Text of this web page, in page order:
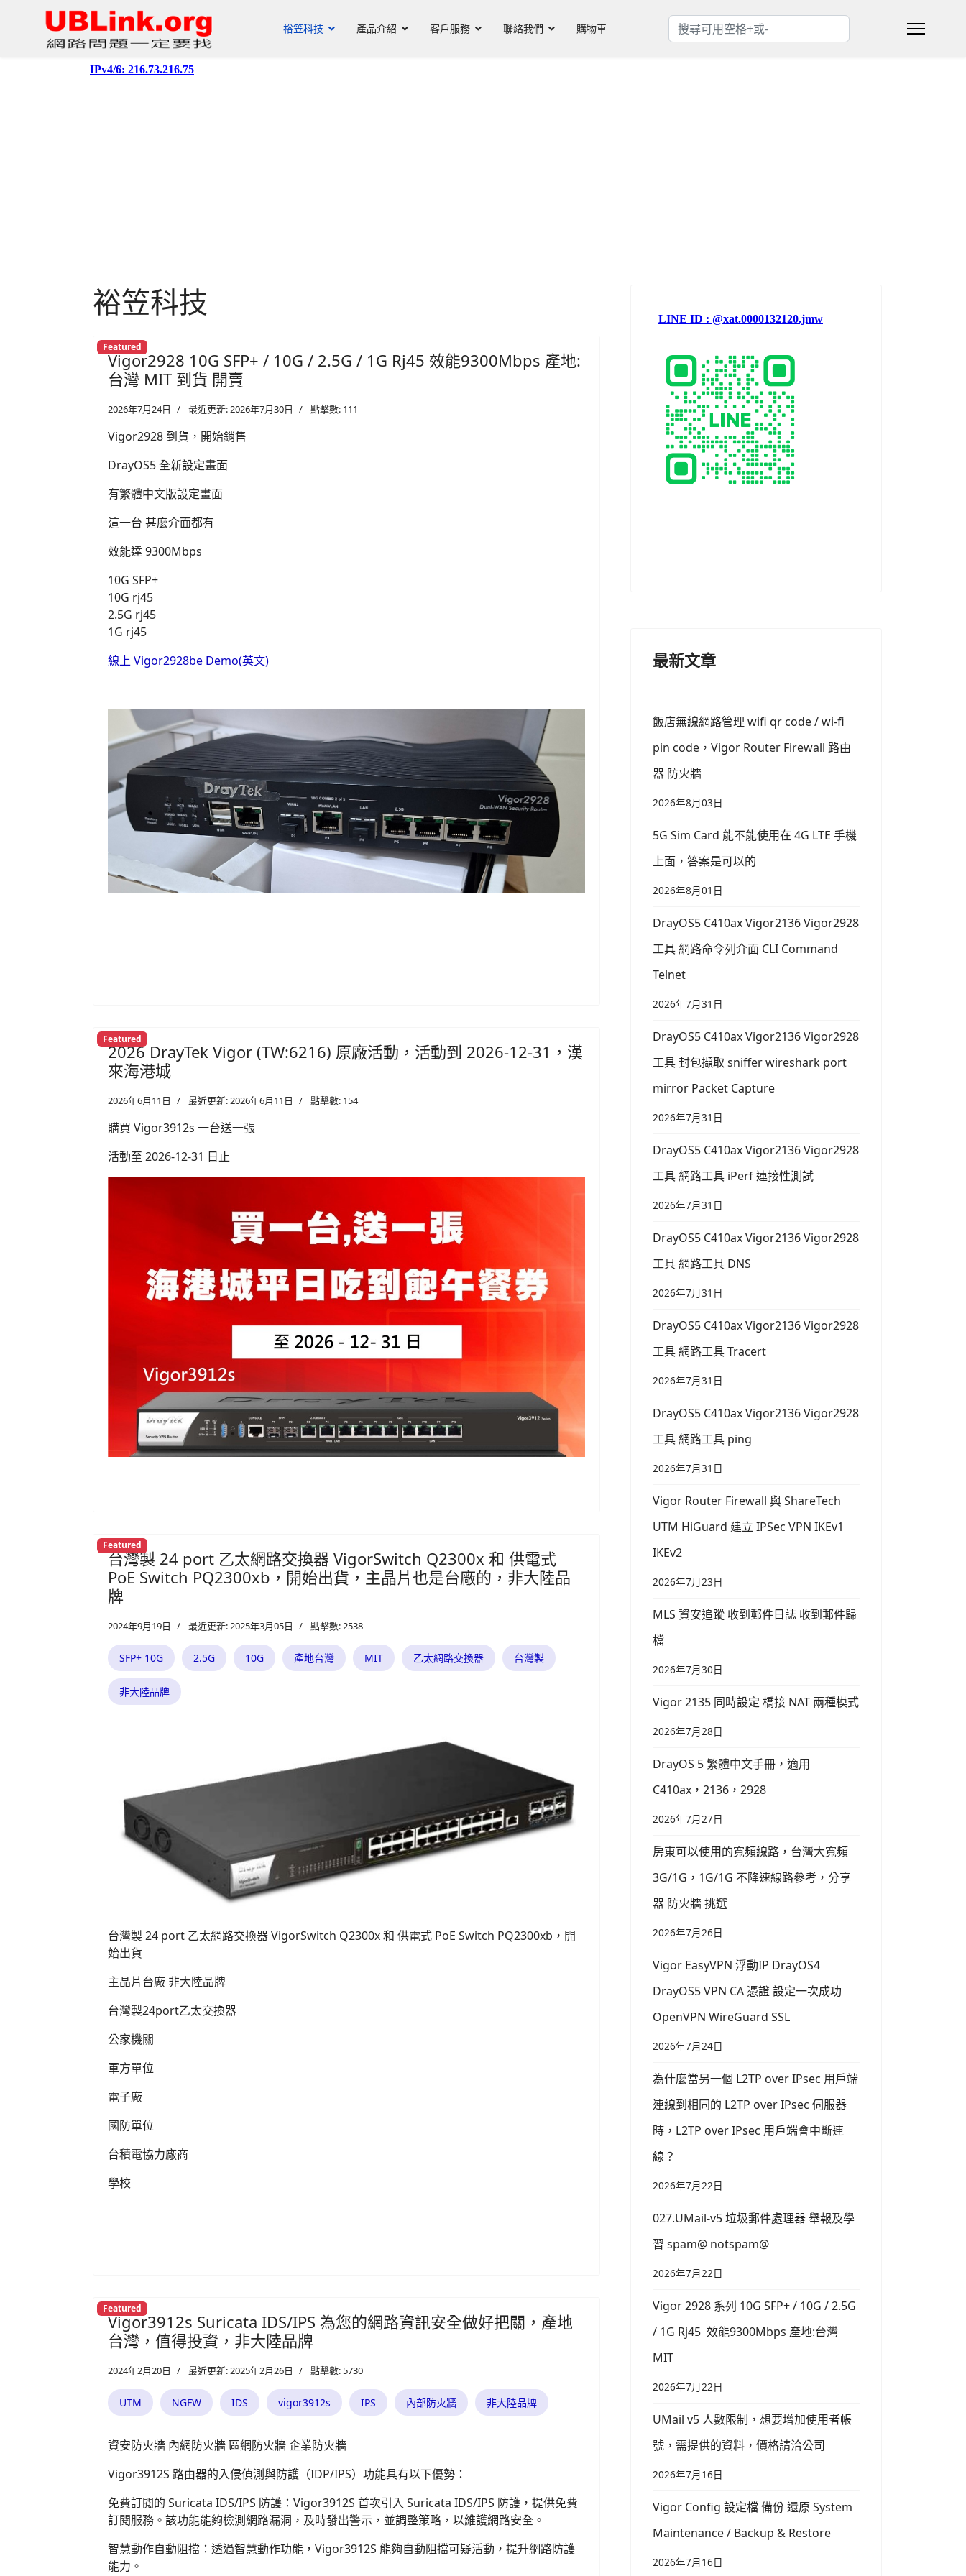
裕笠科技 產品介紹 客戶服務 聯絡我們 購物車
搜索
裕笠科技
Featured
Vigor2928 10G SFP+ / 10G / 2.5G / 1G Rj45 效能9300Mbps 產地:
台灣 MIT 到貨 開賣
2026年7月24日 最近更新: 2026年7月30日 點擊數: 111
Vigor2928 到貨，開始銷售
DrayOS5 全新設定畫面
有繁體中文版設定畫面
這一台 甚麼介面都有
效能達 9300Mbps
10G SFP+
10G rj45
2.5G rj45
1G rj45
線上 Vigor2928be Demo(英文)
Featured
2026 DrayTek Vigor (TW:6216) 原廠活動，活動到 2026-12-31，漢
來海港城
2026年6月11日 最近更新: 2026年6月11日 點擊數: 154
購買 Vigor3912s 一台送一張
活動至 2026-12-31 日止
Featured
台灣製 24 port 乙太網路交換器 VigorSwitch Q2300x 和 供電式
PoE Switch PQ2300xb，開始出貨，主晶片也是台廠的，非大陸品
牌
2024年9月19日 最近更新: 2025年3月05日 點擊數: 2538
SFP+ 10G 2.5G 10G 產地台灣 MIT 乙太網路交換器 台灣製
非大陸品牌
台灣製 24 port 乙太網路交換器 VigorSwitch Q2300x 和 供電式 PoE Switch PQ2300xb，開
始出貨
主晶片台廠 非大陸品牌
台灣製24port乙太交換器
公家機關
軍方單位
電子廠
國防單位
台積電協力廠商
學校
Featured
Vigor3912s Suricata IDS/IPS 為您的網路資訊安全做好把關，產地
台灣，值得投資，非大陸品牌
2024年2月20日 最近更新: 2025年2月26日 點擊數: 5730
UTM NGFW IDS vigor3912s IPS 內部防火牆 非大陸品牌
資安防火牆 內網防火牆 區網防火牆 企業防火牆
Vigor3912S 路由器的入侵偵測與防護（IDP/IPS）功能具有以下優勢：
免費訂閱的 Suricata IDS/IPS 防護：Vigor3912S 首次引入 Suricata IDS/IPS 防護，提供免費
訂閱服務。該功能能夠檢測網路漏洞，及時發出警示，並調整策略，以維護網路安全。
智慧動作自動阻擋：透過智慧動作功能，Vigor3912S 能夠自動阻擋可疑活動，提升網路防護
能力。
最新文章
飯店無線網路管理 wifi qr code / wi-fi
pin code，Vigor Router Firewall 路由
器 防火牆
2026年8月03日
5G Sim Card 能不能使用在 4G LTE 手機
上面，答案是可以的
2026年8月01日
DrayOS5 C410ax Vigor2136 Vigor2928
工具 網路命令列介面 CLI Command
Telnet
2026年7月31日
DrayOS5 C410ax Vigor2136 Vigor2928
工具 封包擷取 sniffer wireshark port
mirror Packet Capture
2026年7月31日
DrayOS5 C410ax Vigor2136 Vigor2928
工具 網路工具 iPerf 連接性測試
2026年7月31日
DrayOS5 C410ax Vigor2136 Vigor2928
工具 網路工具 DNS
2026年7月31日
DrayOS5 C410ax Vigor2136 Vigor2928
工具 網路工具 Tracert
2026年7月31日
DrayOS5 C410ax Vigor2136 Vigor2928
工具 網路工具 ping
2026年7月31日
Vigor Router Firewall 與 ShareTech
UTM HiGuard 建立 IPSec VPN IKEv1
IKEv2
2026年7月23日
MLS 資安追蹤 收到郵件日誌 收到郵件歸
檔
2026年7月30日
Vigor 2135 同時設定 橋接 NAT 兩種模式
2026年7月28日
DrayOS 5 繁體中文手冊，適用
C410ax，2136，2928
2026年7月27日
房東可以使用的寬頻線路，台灣大寬頻
3G/1G，1G/1G 不降速線路參考，分享
器 防火牆 挑選
2026年7月26日
Vigor EasyVPN 浮動IP DrayOS4
DrayOS5 VPN CA 憑證 設定一次成功
OpenVPN WireGuard SSL
2026年7月24日
為什麼當另一個 L2TP over IPsec 用戶端
連線到相同的 L2TP over IPsec 伺服器
時，L2TP over IPsec 用戶端會中斷連
線？
2026年7月22日
027.UMail-v5 垃圾郵件處理器 舉報及學
習 spam@ notspam@
2026年7月22日
Vigor 2928 系列 10G SFP+ / 10G / 2.5G
/ 1G Rj45 效能9300Mbps 產地:台灣
MIT
2026年7月22日
UMail v5 人數限制，想要增加使用者帳
號，需提供的資料，價格請洽公司
2026年7月16日
Vigor Config 設定檔 備份 還原 System
Maintenance / Backup & Restore
2026年7月16日